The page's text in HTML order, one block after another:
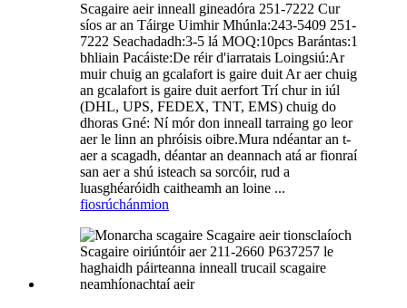
Scagaire aeir inneall gineadóra 251-7222 Cur
síos ar an Táirge Uimhir Mhúnla:243-5409 251-
7222 Seachadadh:3-5 lá MOQ:10pcs Barántas:1
bhliain Pacáiste:De réir d'iarratais Loingsiú:Ar
muir chuig an gcalafort is gaire duit Ar aer chuig
an gcalafort is gaire duit aerfort Trí chur in iúl
(DHL, UPS, FEDEX, TNT, EMS) chuig do
dhoras Gné: Ní mór don inneall tarraing go leor
aer le linn an phróisis oibre.Mura ndéantar an t-
aer a scagadh, déantar an deannach atá ar fionraí
san aer a shú isteach sa sorcóir, rud a
luasghéaróidh caitheamh an loine ...
fiosrúchánmion